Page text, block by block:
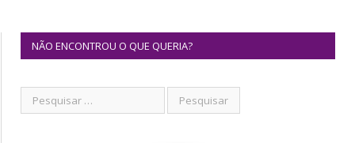
NÃO ENCONTROU O QUE QUERIA?